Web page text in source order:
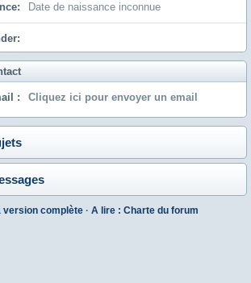
Date de naissance inconnue
: Cliquez ici pour envoyer un email
version complète· A lire : Charte du forum